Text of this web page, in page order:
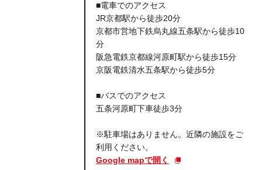
■電車でのアクセス
JR京都駅から徒歩20分
京都市営地下鉄烏丸線五条駅から徒歩10
分
阪急電鉄京都線河原町駅から徒歩15分
京阪電鉄清水五条駅から徒歩5分
■バスでのアクセス
五条河原町下車徒歩3分
※駐車場はありません。近隣の施設をご
利用ください。
Google mapで開く